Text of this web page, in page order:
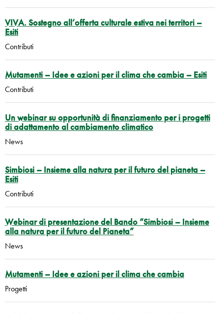
VIVA. Sostegno all’offerta culturale estiva nei territori –
Esiti
Contributi
Mutamenti – Idee e azioni per il clima che cambia – Esiti
Contributi
Un webinar su opportunità di finanziamento per i progetti
di adattamento al cambiamento climatico
News
Simbiosi – Insieme alla natura per il futuro del pianeta –
Esiti
Contributi
Webinar di presentazione del Bando “Simbiosi – Insieme
alla natura per il futuro del Pianeta”
News
Mutamenti – Idee e azioni per il clima che cambia
Progetti